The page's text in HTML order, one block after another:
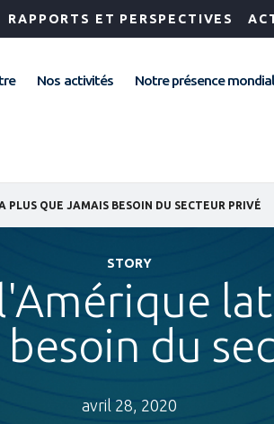
RAPPORTS ET PERSPECTIVES
Nos activités Notre présence
PLUS QUE JAMAIS BESOIN DU SECTEUR PRIVÉ
STORY
besoin du
avril 28, 2020